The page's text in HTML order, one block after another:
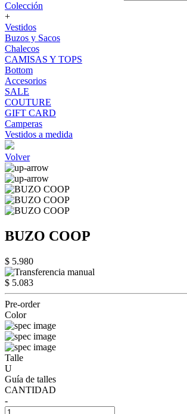
Colección
+
Vestidos
Buzos y Sacos
Chalecos
CAMISAS Y TOPS
Bottom
Accesorios
SALE
COUTURE
GIFT CARD
Camperas
Vestidos a medida
Volver
BUZO COOP
$ 5.980
$ 5.083
Pre-order
Color
Talle
U
Guía de talles
CANTIDAD
-